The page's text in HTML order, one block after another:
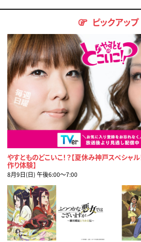
ピックアップ
やすとものどこいこ！？【夏休み神戸スペシャ
作り体験】
8月9日(日) 午後6:00〜7:00